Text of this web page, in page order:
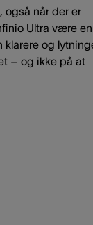
også når der er
Ultra være en
klarere og
– og ikke på at